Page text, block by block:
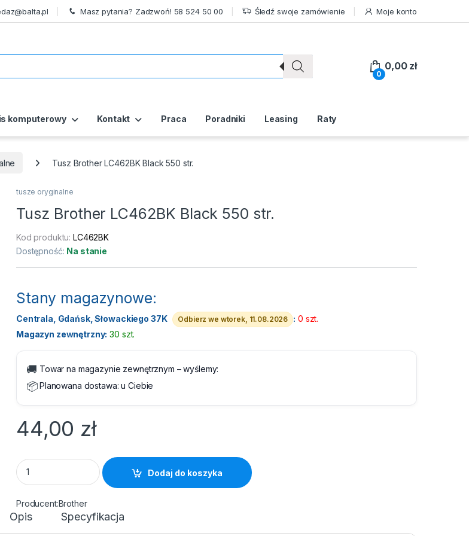
Masz pytania? Zadzwoń! 58 524 50 00 Śledź swoje zamówienie Moje konto
0
0,00 zł
komputerowy Kontakt Praca Poradniki Leasing Raty
Tusz Brother LC462BK Black 550 str.
tusze oryginalne
Tusz Brother LC462BK Black 550 str.
Kod produktu:LC462BK
Dostępność: Na stanie
Stany magazynowe:
Centrala, Gdańsk, Słowackiego 37K Odbierz we wtorek, 11.08.2026 : 0 szt.
Magazyn zewnętrzny: 30 szt.
🚚 Towar na magazynie zewnętrznym – wyślemy:
📦Planowana dostawa:u Ciebie
44,00 zł
Tusz Brother LC462BK Black 550 str. quantity
Dodaj do koszyka
Brother
Opis Specyfikacja